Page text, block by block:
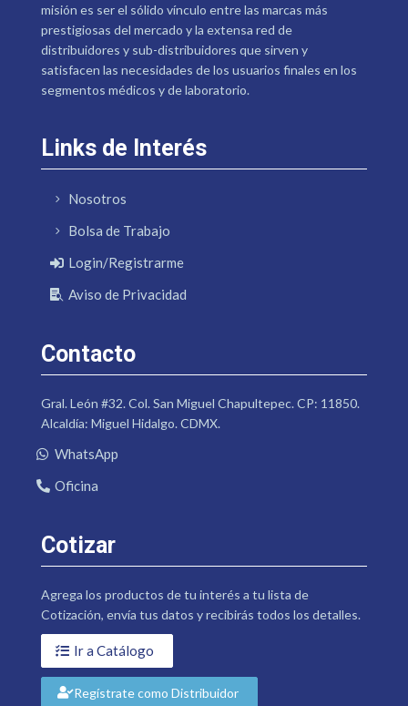
misión es ser el sólido vínculo entre las marcas más
prestigiosas del mercado y la extensa red de
distribuidores y sub-distribuidores que sirven y
satisfacen las necesidades de los usuarios finales en los
segmentos médicos y de laboratorio.
Links de Interés
Nosotros
Bolsa de Trabajo
Login/Registrarme
Aviso de Privacidad
Contacto
Gral. León #32. Col. San Miguel Chapultepec. CP: 11850.
Alcaldía: Miguel Hidalgo. CDMX.
WhatsApp
Oficina
Cotizar
Agrega los productos de tu interés a tu lista de
Cotización, envía tus datos y recibirás todos los detalles.
Ir a Catálogo
Regístrate como Distribuidor